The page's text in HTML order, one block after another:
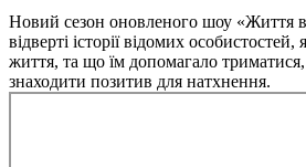
Новий сезон оновленого шоу «Життя
відверті історії відомих особистостей,
життя, та що їм допомагало
знаходити позитив для натхнення.